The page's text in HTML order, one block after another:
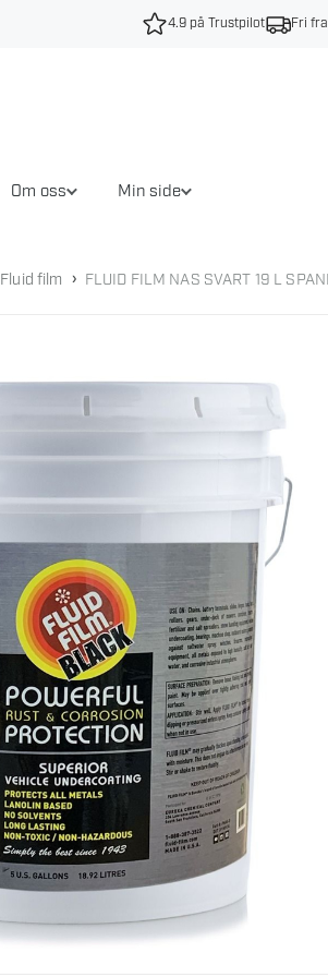
4.9 på Trustpilot Fri
Om oss Min side
Fluid film › FLUID FILM NAS SVART 19 L